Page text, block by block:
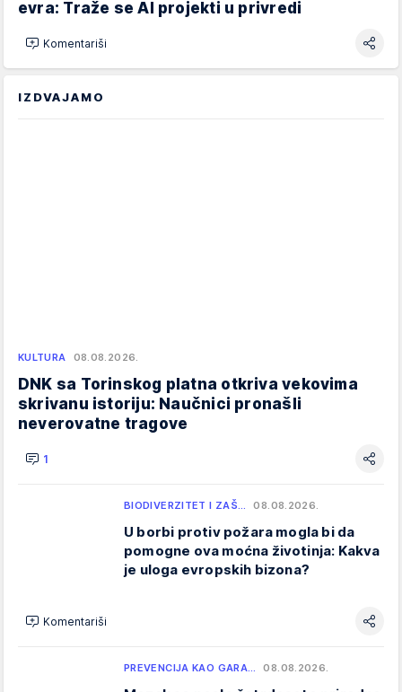
evra: Traže se AI projekti u privredi
Komentariši
IZDVAJAMO
KULTURA 08.08.2026.
DNK sa Torinskog platna otkriva vekovima
skrivanu istoriju: Naučnici pronašli
neverovatne tragove
1
BIODIVERZITET I ZAŠ… 08.08.2026.
U borbi protiv požara mogla bi da
pomogne ova moćna životinja: Kakva
je uloga evropskih bizona?
Komentariši
PREVENCIJA KAO GARA… 08.08.2026.